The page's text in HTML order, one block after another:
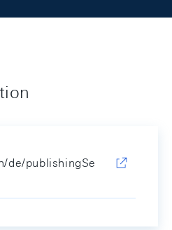
de/publishingSe